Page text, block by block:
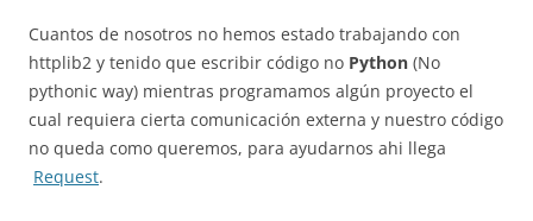
Cuantos de nosotros no hemos estado trabajando con
httplib2 y tenido que escribir código no Python (No
pythonic way) mientras programamos algún proyecto el
cual requiera cierta comunicación externa y nuestro código
no queda como queremos, para ayudarnos ahi llega
Request.